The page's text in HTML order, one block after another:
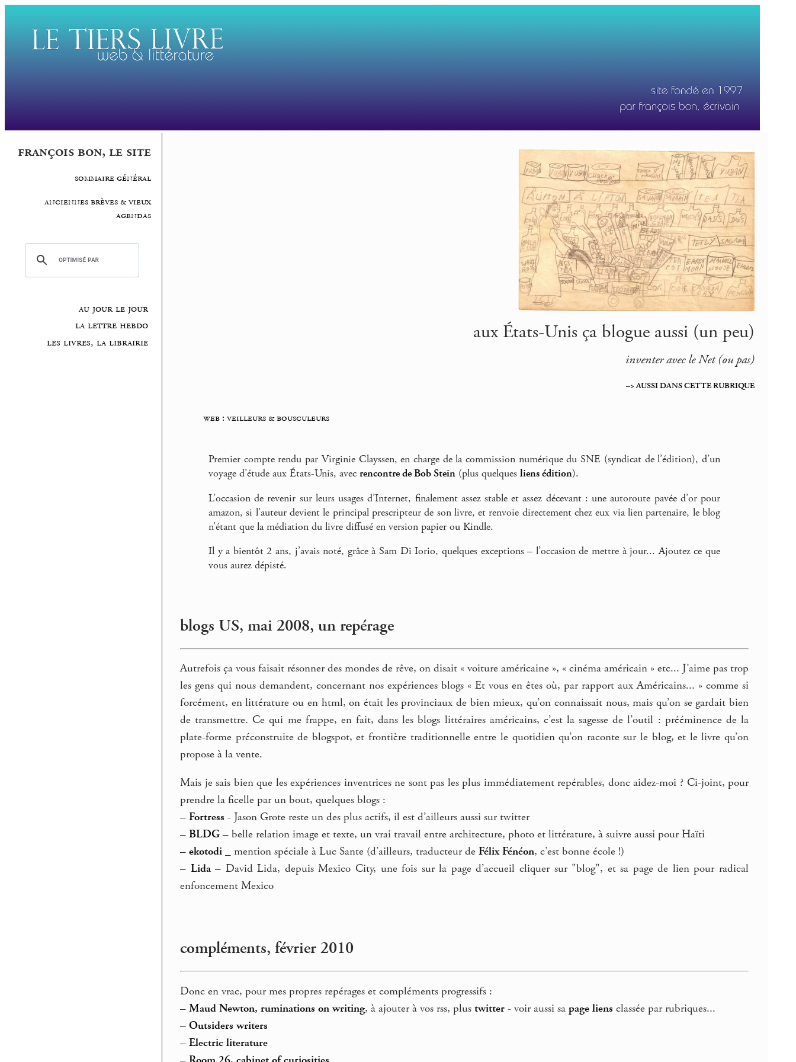
françois bon, le site
sommaire général
anciennes brèves & vieux
agendas
au jour le jour
la lettre hebdo
les livres, la librairie
aux États-Unis ça blogue aussi (un peu)
inventer avec le Net (ou pas)
–> AUSSI DANS CETTE RUBRIQUE
web : veilleurs & bousculeurs
Premier compte rendu par Virginie Clayssen, en charge de la commission numérique du SNE (syndicat de l’édition), d’un
voyage d’étude aux États-Unis, avec rencontre de Bob Stein (plus quelques liens édition).
L’occasion de revenir sur leurs usages d’Internet, finalement assez stable et assez décevant : une autoroute pavée d’or pour
amazon, si l’auteur devient le principal prescripteur de son livre, et renvoie directement chez eux via lien partenaire, le blog
n’étant que la médiation du livre diffusé en version papier ou Kindle.
Il y a bientôt 2 ans, j’avais noté, grâce à Sam Di Iorio, quelques exceptions – l’occasion de mettre à jour... Ajoutez ce que
vous aurez dépisté.
blogs US, mai 2008, un repérage
Autrefois ça vous faisait résonner des mondes de rêve, on disait « voiture américaine », « cinéma américain » etc... J’aime pas trop
les gens qui nous demandent, concernant nos expériences blogs « Et vous en êtes où, par rapport aux Américains... » comme si
forcément, en littérature ou en html, on était les provinciaux de bien mieux, qu’on connaissait nous, mais qu’on se gardait bien
de transmettre. Ce qui me frappe, en fait, dans les blogs littéraires américains, c’est la sagesse de l’outil : prééminence de la
plate-forme préconstruite de blogspot, et frontière traditionnelle entre le quotidien qu’on raconte sur le blog, et le livre qu’on
propose à la vente.
Mais je sais bien que les expériences inventrices ne sont pas les plus immédiatement repérables, donc aidez-moi ? Ci-joint, pour
prendre la ficelle par un bout, quelques blogs :
– Fortress - Jason Grote reste un des plus actifs, il est d’ailleurs aussi sur twitter
– BLDG – belle relation image et texte, un vrai travail entre architecture, photo et littérature, à suivre aussi pour Haïti
– ekotodi _ mention spéciale à Luc Sante (d’ailleurs, traducteur de Félix Fénéon, c’est bonne école !)
– Lida– David Lida, depuis Mexico City, une fois sur la page d’accueil cliquer sur "blog", et sa page de lien pour radical
enfoncement Mexico
compléments, février 2010
Donc en vrac, pour mes propres repérages et compléments progressifs :
– Maud Newton, ruminations on writing, à ajouter à vos rss, plus twitter - voir aussi sa page liens classée par rubriques...
– Outsiders writers
– Electric literature